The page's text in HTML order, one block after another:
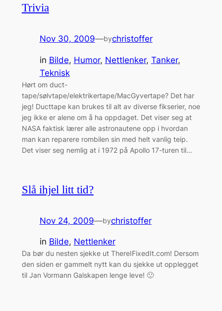
Trivia
Nov 30, 2009—bychristoffer
in Bilde, Humor, Nettlenker, Tanker
Teknisk
Hørt om duct-
tape/sølvtape/elektrikertape/MacGyvertape? Det har
jeg! Ducttape kan brukes til alt av diverse fikserier, noe
jeg ikke er alene om å ha oppdaget. Det viser seg at
NASA faktisk lærer alle astronautene opp i hvordan
man kan reparere rombilen sin med helt vanlig teip.
Det viser seg nemlig at i 1972 på Apollo 17-turen til…
Slå ihjel litt tid?
Nov 24, 2009—bychristoffer
in Bilde, Nettlenker
Da bør du nesten sjekke ut ThereIFixedIt.com! Dersom
den siden er gammelt nytt kan du sjekke ut opplegget
til Jan Vormann Galskapen lenge leve! 🙂